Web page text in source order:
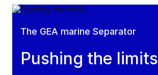
The GEA marine Separator
Pushing the limits